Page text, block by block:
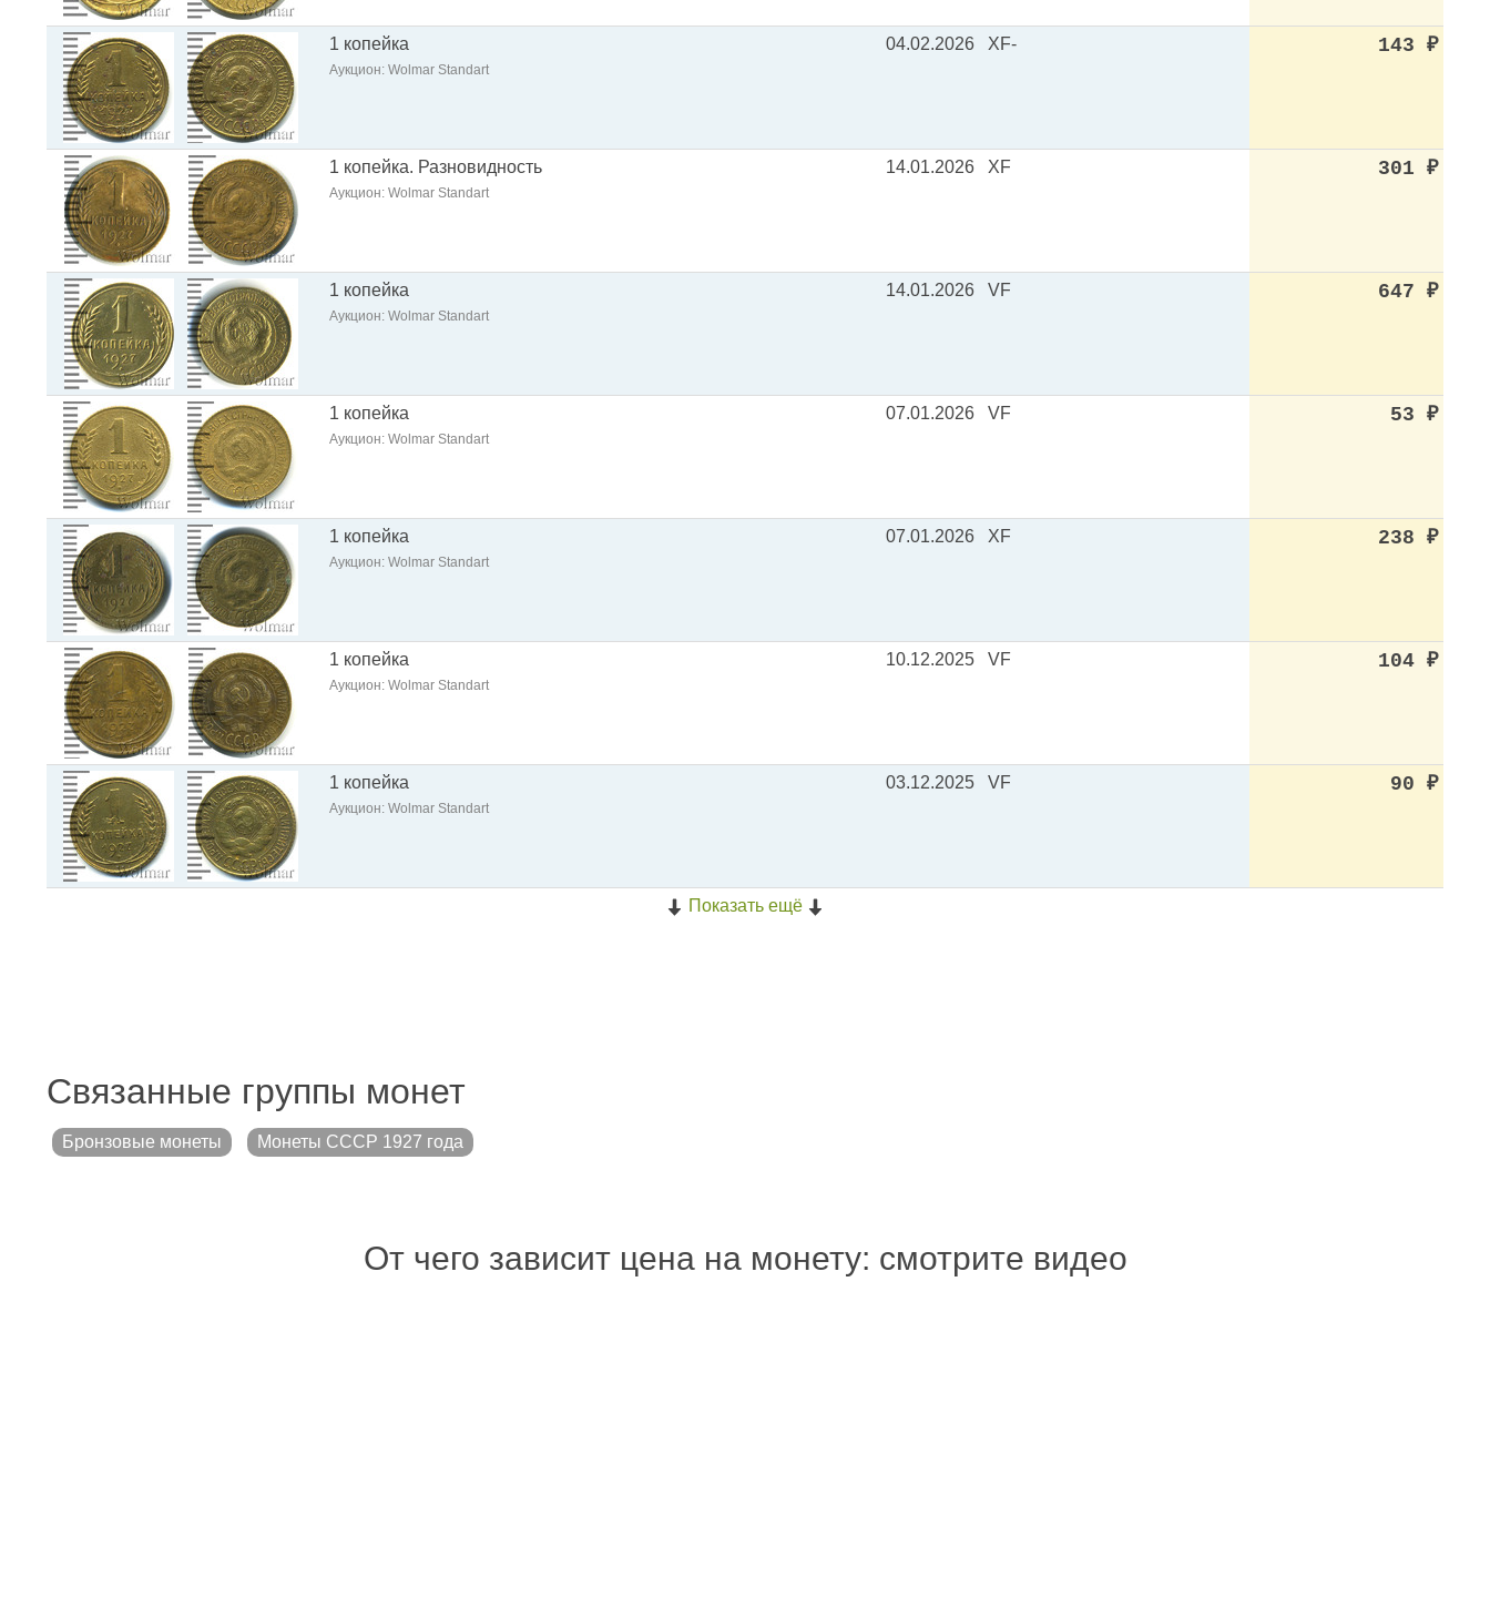
1 копейка
Аукцион: Wolmar Standart
04.02.2026 XF- 143 ₽
1 копейка. Разновидность
Аукцион: Wolmar Standart
14.01.2026 XF 301 ₽
1 копейка
Аукцион: Wolmar Standart
14.01.2026 VF 647 ₽
1 копейка
Аукцион: Wolmar Standart
07.01.2026 VF 53 ₽
1 копейка
Аукцион: Wolmar Standart
07.01.2026 XF 238 ₽
1 копейка
Аукцион: Wolmar Standart
10.12.2025 VF 104 ₽
1 копейка
Аукцион: Wolmar Standart
03.12.2025 VF 90 ₽
Показать ещё
Связанные группы монет
Бронзовые монеты Монеты СССР 1927 года
От чего зависит цена на монету: смотрите видео